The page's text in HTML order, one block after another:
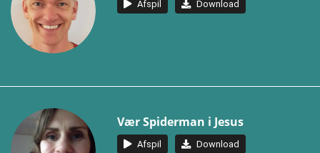
Afspil Download
Vær Spiderman i Jesus
Afspil Download